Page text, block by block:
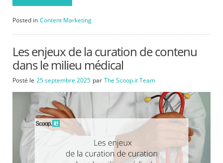
Posted in Content Marketing
Les enjeux de la curation de contenu
dans le milieu médical
Posté le 25 septembre 2025 par The Scoop.it Team